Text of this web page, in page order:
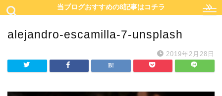
当ブログおすすめの8記事はコチラ
alejandro-escamilla-7-unsplash
2019年2月28日